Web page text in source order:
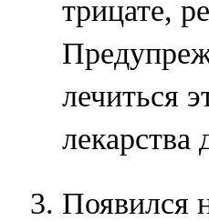
трицате,
лечиться
лекарства
Появился